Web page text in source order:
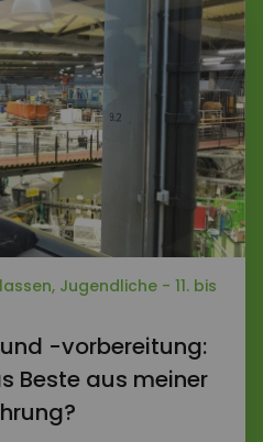
Jugendliche - 11. bis
-vorbereitung:
Beste aus meiner